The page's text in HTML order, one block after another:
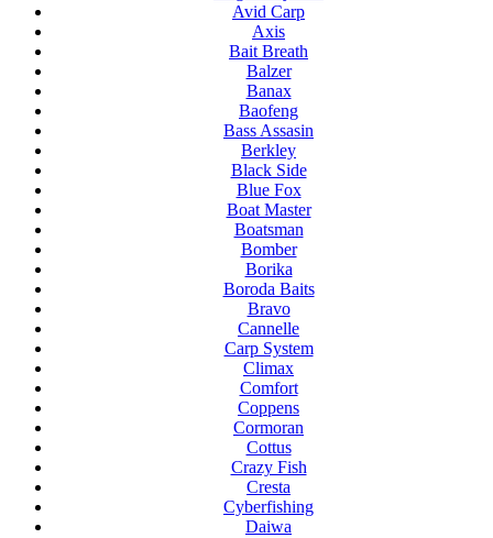
Avid Carp
Axis
Bait Breath
Balzer
Banax
Baofeng
Bass Assasin
Berkley
Black Side
Blue Fox
Boat Master
Boatsman
Bomber
Borika
Boroda Baits
Bravo
Cannelle
Carp System
Climax
Comfort
Coppens
Cormoran
Cottus
Crazy Fish
Cresta
Cyberfishing
Daiwa